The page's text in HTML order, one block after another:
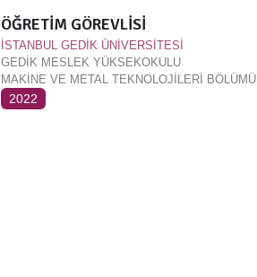
ÖĞRETİM GÖREVLİSİ
İSTANBUL GEDİK ÜNİVERSİTESİ
GEDİK MESLEK YÜKSEKOKULU
MAKİNE VE METAL TEKNOLOJİLERİ BÖLÜMÜ
2022